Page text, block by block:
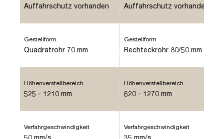
Auffahrschutz vorhanden
Gestellform
Quadratrohr 70 mm
Höhenverstellbereich
525 - 1210 mm
Verfahrgeschwindigkeit
Auffahrschutz vorhanden
Gestellform
Rechteckrohr 80/50 mm
Höhenverstellbereich
620 - 1270 mm
Verfahrgeschwindigkeit